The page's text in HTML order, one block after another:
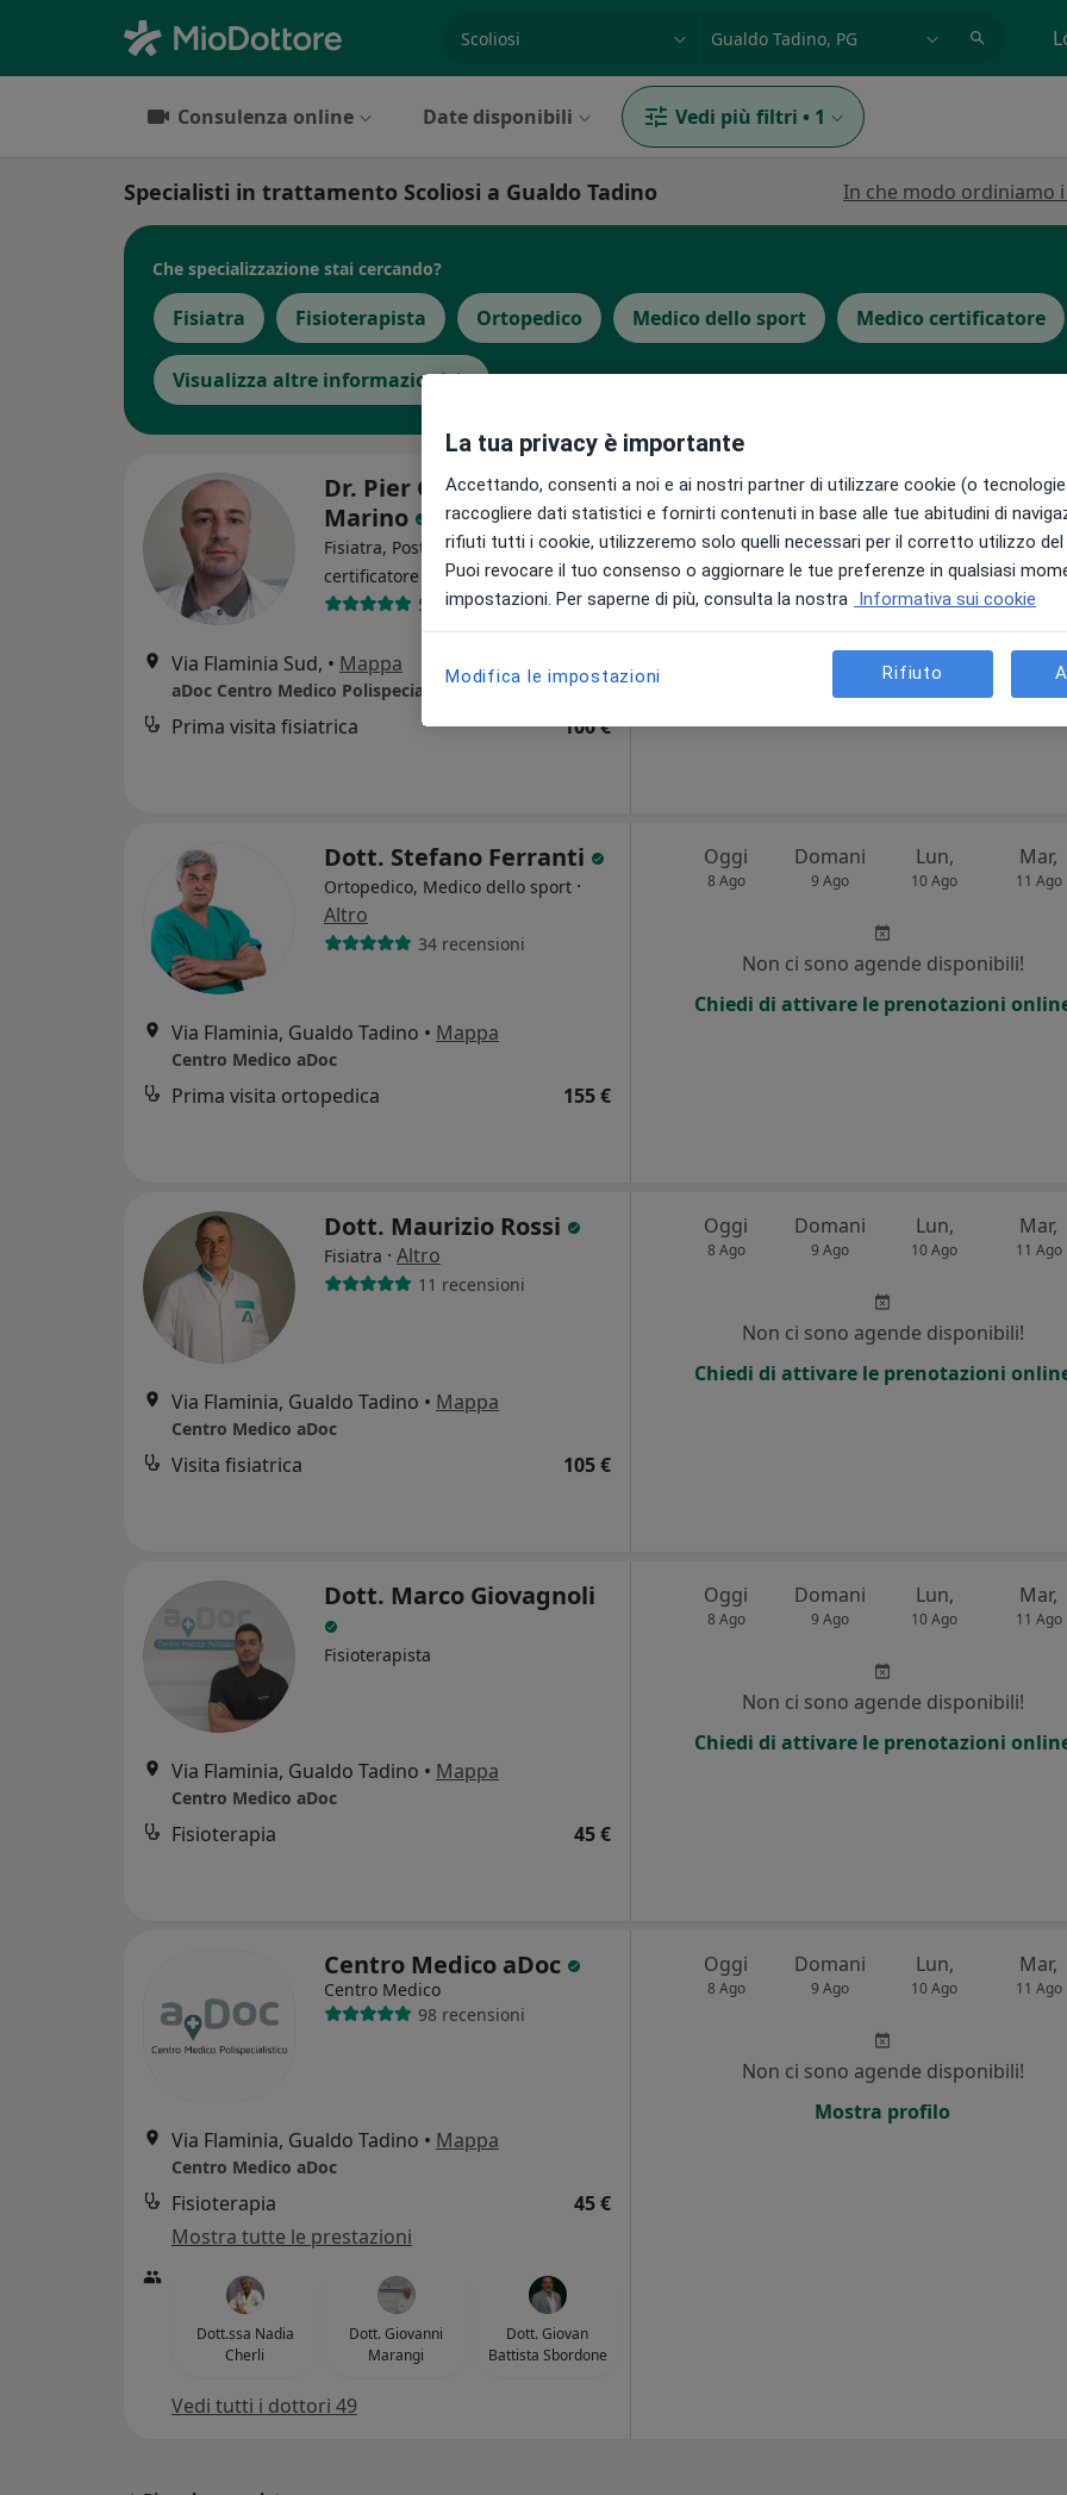
Consulenza online Date disponibili Vedi più filtri • 1
Specialisti in trattamento Scoliosi a Gualdo Tadino In che modo ordiniamo
Che specializzazione stai cercando?
Fisiatra Fisioterapista Ortopedico Medico dello sport Medico certificatore
Visualizza altre informazioni
Dr. Pier Giuseppe
Marino
Fisiatra, Posturologo, Medico
certificatore
Altro
56 recensioni
Via Flaminia Sud, • Mappa
aDoc Centro Medico Polispecialisitico
Prima visita fisiatrica 100 €
Oggi
8 Ago
Domani
9 Ago
Lun,
10 Ago
Mar,
11 Ago
Non ci sono agende disponibili!
Dott. Stefano Ferranti
Ortopedico, Medico dello sport ·
Altro
34 recensioni
Via Flaminia, Gualdo Tadino • Mappa
Centro Medico aDoc
Prima visita ortopedica 155 €
Oggi
8 Ago
Domani
9 Ago
Lun,
10 Ago
Mar,
11 Ago
Non ci sono agende disponibili!
Chiedi di attivare le prenotazioni
Dott. Maurizio Rossi
Fisiatra · Altro
11 recensioni
Via Flaminia, Gualdo Tadino • Mappa
Centro Medico aDoc
Visita fisiatrica 105 €
Oggi
8 Ago
Domani
9 Ago
Lun,
10 Ago
Mar,
11 Ago
Non ci sono agende disponibili!
Chiedi di attivare le prenotazioni
Dott. Marco Giovagnoli
Fisioterapista
Via Flaminia, Gualdo Tadino • Mappa
Centro Medico aDoc
Fisioterapia 45 €
Oggi
8 Ago
Domani
9 Ago
Lun,
10 Ago
Mar,
11 Ago
Non ci sono agende disponibili!
Chiedi di attivare le prenotazioni
Centro Medico aDoc
Centro Medico
98 recensioni
Via Flaminia, Gualdo Tadino • Mappa
Centro Medico aDoc
Fisioterapia
45 €
Mostra tutte le prestazioni
Dott.ssa Nadia
Cherli
Dott. Giovanni
Marangi
Dott. Giovan
Battista Sbordone
Vedi tutti i dottori 49
Oggi
8 Ago
Domani
9 Ago
Lun,
10 Ago
Mar,
11 Ago
Non ci sono agende disponibili!
Mostra profilo
La tua privacy è importante
Accettando, consenti a noi e ai nostri partner di utilizzare cookie (o
raccogliere dati statistici e fornirti contenuti in base alle tue abitudini di
rifiuti tutti i cookie, utilizzeremo solo quelli necessari per il corretto utilizzo
Puoi revocare il tuo consenso o aggiornare le tue preferenze in qualsiasi
impostazioni. Per saperne di più, consulta la nostra Informativa sui cookie
Modifica le impostazioni Rifiuto